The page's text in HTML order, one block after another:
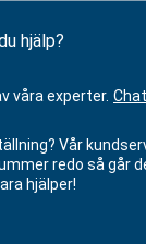
hjälp?
våra experter.
Vår
redo så går
hjälper!